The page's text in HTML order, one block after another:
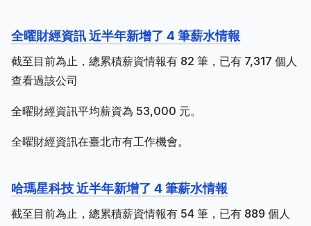
全曜財經資訊 近半年新增了 4 筆薪水情報
截至目前為止，總累積薪資情報有 82 筆，已有 7,317 個人
查看過該公司
全曜財經資訊平均薪資為 53,000 元。
全曜財經資訊在臺北市有工作機會。
哈瑪星科技 近半年新增了 4 筆薪水情報
截至目前為止，總累積薪資情報有 54 筆，已有 889 個人